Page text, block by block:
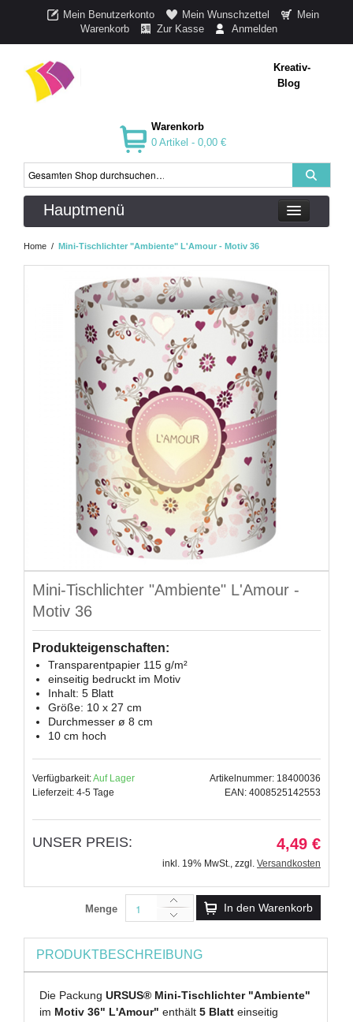
Mein Benutzerkonto Mein Wunschzettel
Mein
Warenkorb
Zur Kasse Anmelden
Kreativ-
Blog
Warenkorb
0 Artikel - 0,00 €
Hauptmenü
Home / Mini-Tischlichter "Ambiente" L'Amour - Motiv 36
Mini-Tischlichter "Ambiente" L'Amour -
Motiv 36
Produkteigenschaften:
Transparentpapier 115 g/m²
einseitig bedruckt im Motiv
Inhalt: 5 Blatt
Größe: 10 x 27 cm
Durchmesser ø 8 cm
10 cm hoch
Verfügbarkeit:Auf Lager
Lieferzeit: 4-5 Tage
Artikelnummer: 18400036
EAN: 4008525142553
UNSER PREIS: 4,49 €
inkl. 19% MwSt., zzgl. Versandkosten
Menge In den Warenkorb
PRODUKTBESCHREIBUNG
Die PackungURSUS® Mini-Tischlichter "Ambiente"
im Motiv 36" L'Amour"enthält5 Blatt einseitig